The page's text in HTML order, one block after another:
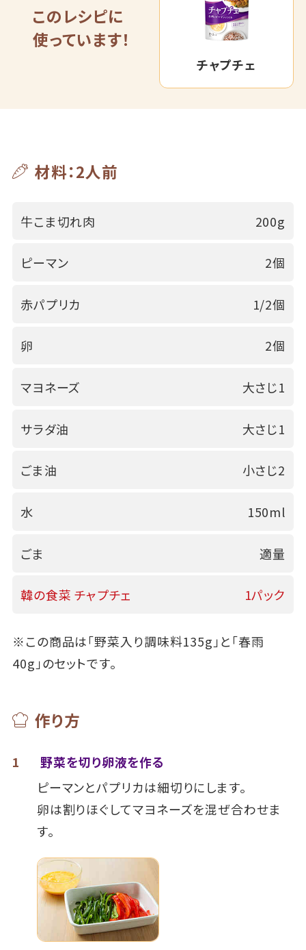
このレシピに
使っています！
チャプチェ
材料：2人前
牛こま切れ肉 200g
ピーマン 2個
赤パプリカ 1/2個
卵 2個
マヨネーズ 大さじ1
サラダ油 大さじ1
ごま油 小さじ2
水 150ml
ごま 適量
韓の食菜 チャプチェ 1パック
※この商品は「野菜入り調味料135g」と「春雨
40g」のセットです。
作り方
1
野菜を切り卵液を作る
ピーマンとパプリカは細切りにします。
卵は割りほぐしてマヨネーズを混ぜ合わせま
す。